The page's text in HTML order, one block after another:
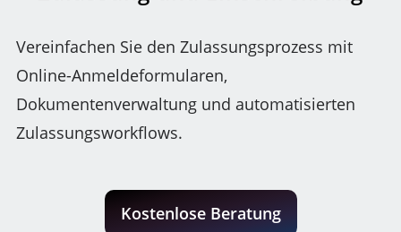
Vereinfachen Sie den Zulassungsprozess mit
Online-Anmeldeformularen,
Dokumentenverwaltung und automatisierten
Zulassungsworkflows.
Kostenlose Beratung